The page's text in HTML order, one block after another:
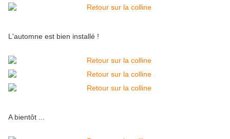
L'automne est bien installé !
A bientôt ...